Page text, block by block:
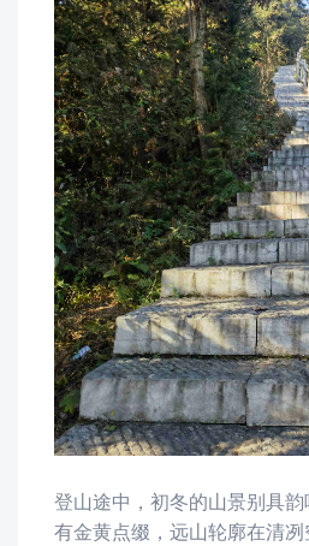
登山途中，初冬的山景别具韵
有金黄点缀，远山轮廓在清